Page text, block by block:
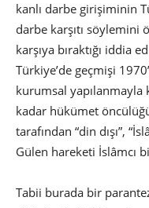
kanlı darbe girişiminin
darbe karşıtı söylemini
karşıya bıraktığı iddia
Türkiye’de geçmişi
kurumsal yapılanmayla
kadar hükümet
tarafından “din dışı”,
Gülen hareketi İslâmcı
Tabii burada bir